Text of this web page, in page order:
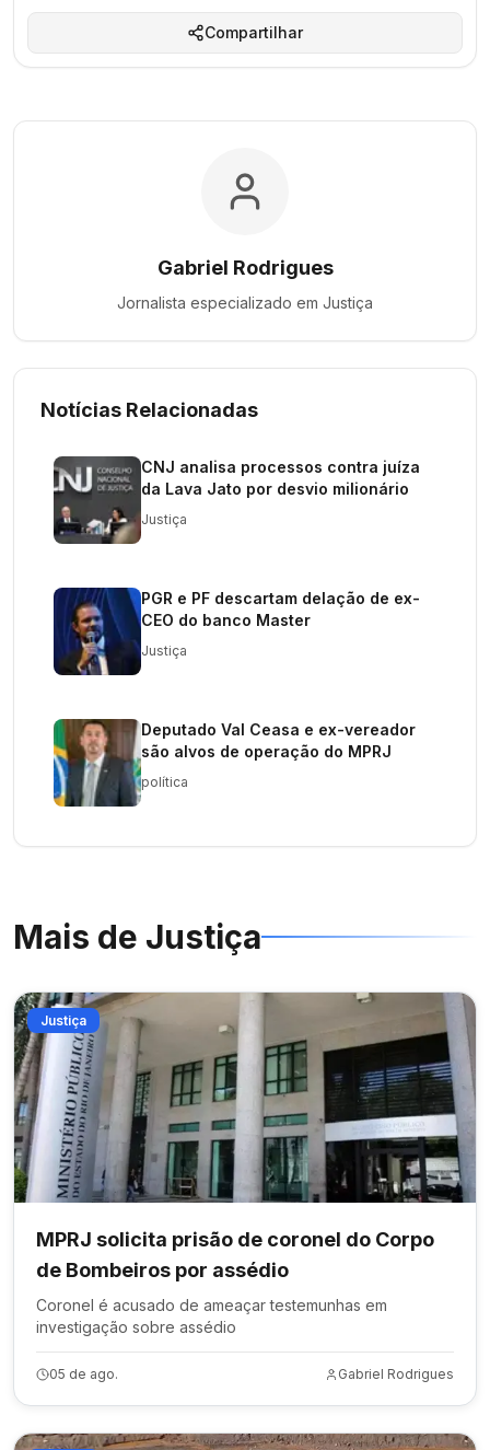
Compartilhar
Gabriel Rodrigues
Jornalista especializado em Justiça
Notícias Relacionadas
CNJ analisa processos contra juíza
da Lava Jato por desvio milionário
Justiça
PGR e PF descartam delação de ex-
CEO do banco Master
Justiça
Deputado Val Ceasa e ex-vereador
são alvos de operação do MPRJ
política
Mais de Justiça
Justiça
MPRJ solicita prisão de coronel do Corpo
de Bombeiros por assédio
Coronel é acusado de ameaçar testemunhas em
investigação sobre assédio
05 de ago. Gabriel Rodrigues